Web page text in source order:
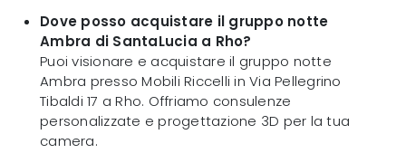
Dove posso acquistare il gruppo notte
Ambra di SantaLucia a Rho?
Puoi visionare e acquistare il gruppo notte
Ambra presso Mobili Riccelli in Via Pellegrino
Tibaldi 17 a Rho. Offriamo consulenze
personalizzate e progettazione 3D per la tua
camera.